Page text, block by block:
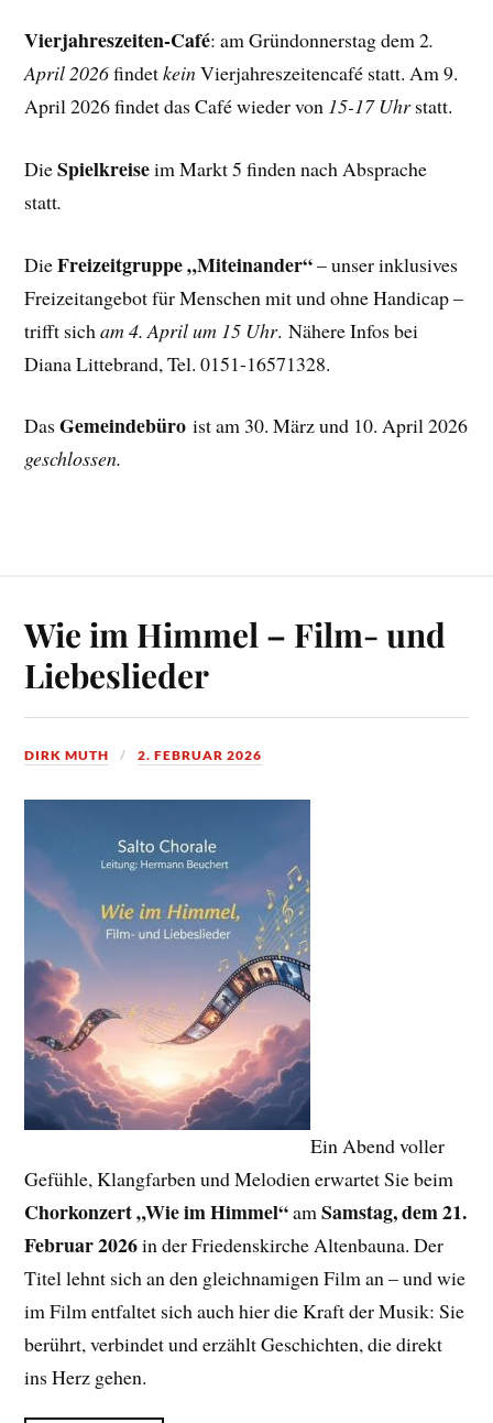
Vierjahreszeiten-Café: am Gründonnerstag dem 2.
April 2026findetkeinVierjahreszeitencafé statt. Am 9.
April 2026 findet das Café wieder von 15-17 Uhrstatt.
DieSpielkreiseim Markt 5 finden nach Absprache
statt.
DieFreizeitgruppe „Miteinander“– unser inklusives
Freizeitangebot für Menschen mit und ohne Handicap –
trifft sicham 4. April um 15 Uhr. Nähere Infos bei
Diana Littebrand, Tel. 0151-16571328.
DasGemeindebüro ist am 30. März und 10. April 2026
geschlossen.
Wie im Himmel – Film- und
Liebeslieder
DIRK MUTH 2. FEBRUAR 2026
Ein Abend voller
Gefühle, Klangfarben und Melodien erwartet Sie beim
Chorkonzert „Wie im Himmel“amSamstag, dem 21.
Februar 2026in der Friedenskirche Altenbauna. Der
Titel lehnt sich an den gleichnamigen Film an – und wie
im Film entfaltet sich auch hier die Kraft der Musik: Sie
berührt, verbindet und erzählt Geschichten, die direkt
ins Herz gehen.